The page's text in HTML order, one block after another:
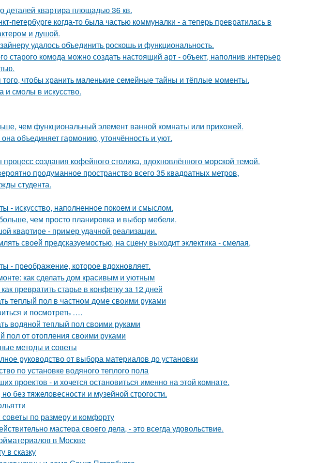
квартира площадью 36 кв.
петербурге когда-то была частью коммуналки - а теперь превратилась в
и душой.
удалось объединить роскошь и функциональность.
старого комода можно создать настоящий арт - объект, наполнив интерьер
того, чтобы хранить маленькие семейные тайны и тёплые моменты.
смолы в искусство.
чем функциональный элемент ванной комнаты или прихожей.
объединяет гармонию, утончённость и уют.
создания кофейного столика, вдохновлённого морской темой.
продуманное пространство всего 35 квадратных метров,
студента.
- искусство, наполненное покоем и смыслом.
чем просто планировка и выбор мебели.
квартире - пример удачной реализации.
своей предсказуемостью, на сцену выходит эклектика - смелая,
- преображение, которое вдохновляет.
как сделать дом красивым и уютным
превратить старье в конфетку за 12 дней
теплый пол в частном доме своими руками
и посмотреть ….
водяной теплый пол своими руками
пол от отопления своими руками
методы и советы
руководство от выбора материалов до установки
по установке водяного теплого пола
проектов - и хочется остановиться именно на этой комнате.
без тяжеловесности и музейной строгости.
советы по размеру и комфорту
мастера своего дела, - это всегда удовольствие.
в Москве
в сказку